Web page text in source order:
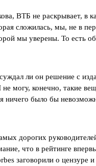
ВТБ не раскрывает, в
сложилась, мы, не в
мы уверены. То есть
ли он решение с
могу, конечно, такие
ничего было бы
дорогих
что в рейтинге
заговорили о